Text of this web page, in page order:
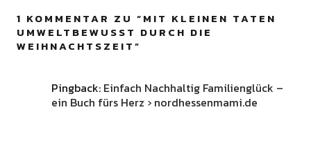
1 KOMMENTAR ZU “MIT KLEINEN TATEN
UMWELTBEWUSST DURCH DIE
WEIHNACHTSZEIT”
Pingback: Einfach Nachhaltig Familienglück –
ein Buch fürs Herz › nordhessenmami.de